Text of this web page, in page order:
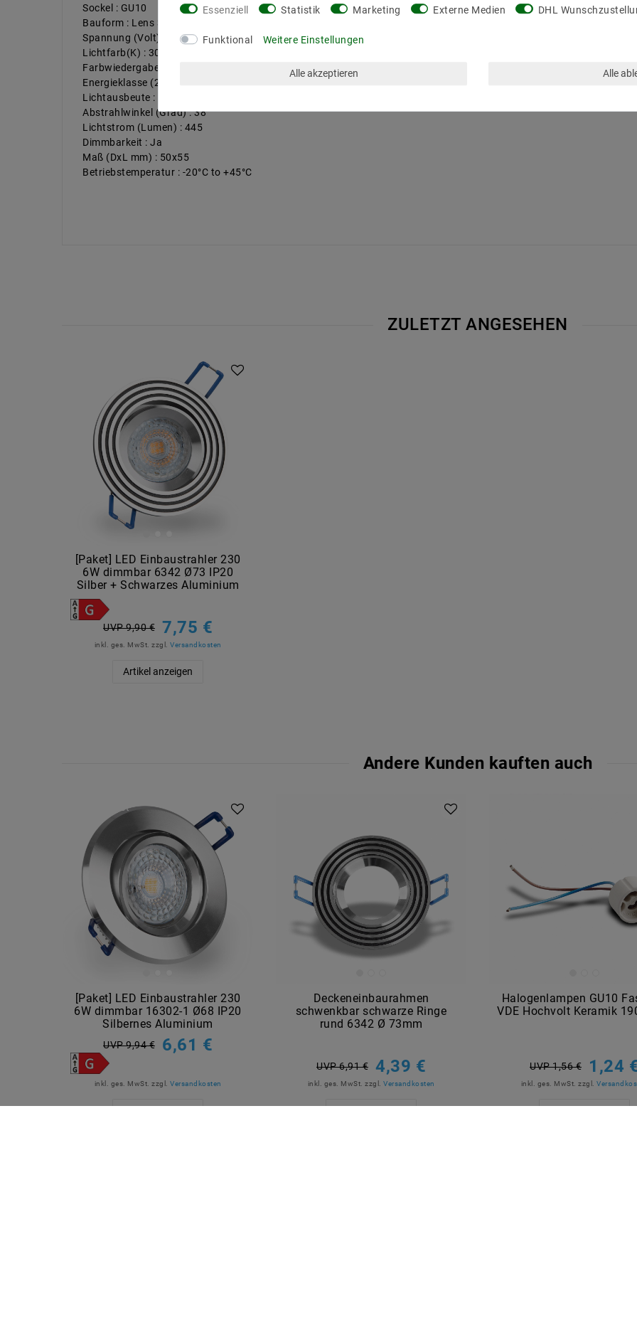
Sockel : GU10
Bauform : Lens 38°
Spannung (Volt) / Stromstärk bis : 230
Lichtfarb(K) : 3000
Farbwiedergabe : >80
Energieklasse (2019/2015) : F
Lichtausbeute : 80
Abstrahlwinkel (Grad) : 38
Lichtstrom (Lumen) : 445
Dimmbarkeit : Ja
Maß (DxL mm) : 50x55
Betriebstemperatur : -20°C to +45°C
ZULETZT ANGESEHEN
[Paket] LED Einbaustrahler 230
6W dimmbar 6342 Ø73 IP20
Silber + Schwarzes Aluminium
UVP 9,90 € 7,75 €
inkl. ges. MwSt. zzgl. Versandkosten
Artikel anzeigen
Andere Kunden kauften auch
Artikelpaket
[Paket] LED Einbaustrahler 230
6W dimmbar 16302-1 Ø68 IP20
Silbernes Aluminium
UVP 9,94 € 6,61 €
inkl. ges. MwSt. zzgl. Versandkosten
Deckeneinbaurahmen
schwenkbar schwarze Ringe
rund 6342 Ø 73mm
UVP 6,91 € 4,39 €
inkl. ges. MwSt. zzgl. Versandkosten
Halogenlampen GU10
VDE Hochvolt Keramik
UVP 1,56 € 1,24
inkl. ges. MwSt. zzgl.
Essenziell Statistik Marketing Externe Medien DHL
Funktional Weitere Einstellungen
Alle akzeptieren Alle